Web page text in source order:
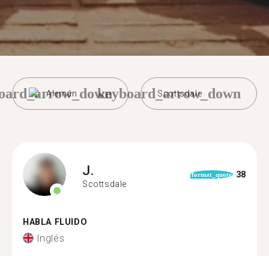
Alemán Scottsdale
keyboard_arrow_down
J.
Scottsdale
format_quote 38
HABLA FLUIDO
Inglés